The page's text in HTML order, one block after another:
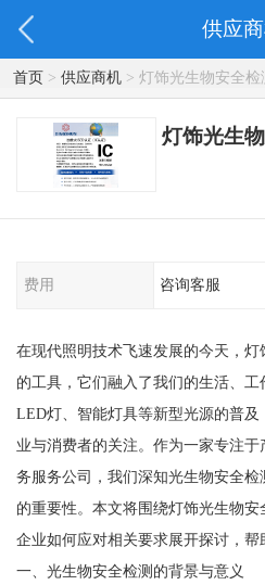
供应
首页> 供应商机> 灯饰光生物安全检
灯饰光生
费用 咨询客服
在现代照明技术飞速发展的今天，
的工具，它们融入了我们的生活、
LED灯、智能灯具等新型光源的普
业与消费者的关注。作为一家专注
务服务公司，我们深知光生物安全
的重要性。本文将围绕灯饰光生物
企业如何应对相关要求展开探讨，帮
一、光生物安全检测的背景与意义